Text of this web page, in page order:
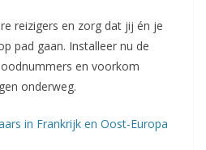
reizigers en zorg dat jij én je
pad gaan. Installeer nu de
en voorkom
onderweg.
in Frankrijk en Oost-Europa